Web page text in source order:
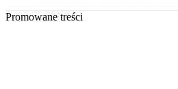
Promowane treści